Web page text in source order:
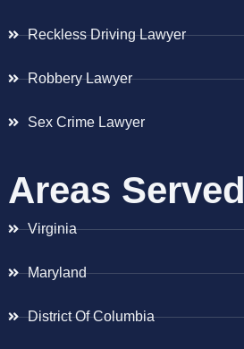
Reckless Driving Lawyer
Robbery Lawyer
Sex Crime Lawyer
Areas Served
Virginia
Maryland
District Of Columbia